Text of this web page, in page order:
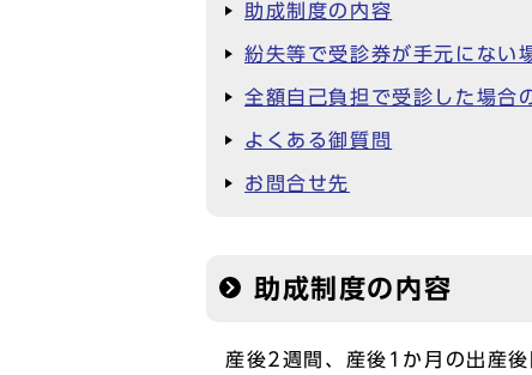
助成制度の内容
紛失等で受診券が手元にない
全額自己負担で受診した場合
よくある御質問
お問合せ先
助成制度の内容
産後2週間、産後1か月の出産